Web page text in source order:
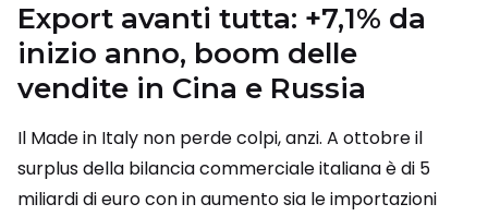
Export avanti tutta: +7,1% da
inizio anno, boom delle
vendite in Cina e Russia
Il Made in Italy non perde colpi, anzi. A ottobre il
surplus della bilancia commerciale italiana è di 5
miliardi di euro con in aumento sia le importazioni